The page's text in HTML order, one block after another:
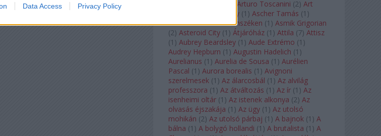
Data Access Privacy Policy Arturo Toscanini (2) Art
Art Shay (1 ) Ascher Tamás (1 )
Ascher Tamás Háromszéken (1 ) Asmik Grigorian
(2) Asteroid City (1 ) Átjáróház (1 ) Attila (7) Attisz
(1 ) Aubrey Beardsley (1 ) Aude Extrémo (1 )
Audrey Hepburn (1 ) Augustin Hadelich (1 )
Aurelianus (1 ) Aurelia de Sousa (1 ) Aurélien
Pascal (1 ) Aurora borealis (1 ) Avignoni
szerelmesek (1 ) Az álarcosbál (1 ) Az alvilág
professzora (1 ) Az átváltozás (1 ) Az ír (1 ) Az
isenheimi oltár (1 ) Az istenek alkonya (2) Az
olvasás éjszakája (1 ) Az ügy (1 ) Az utolsó
mohikán (2) Az utolsó párbaj (1 ) A bajnok (1 ) A
bálna (1 ) A bolygó hollandi (1 ) A brutalista (1 ) A